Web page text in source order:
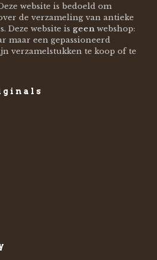
website is bedoeld om
de verzameling van antieke
Deze website is geenwebshop:
maar een gepassioneerd
verzamelstukken te koop of te